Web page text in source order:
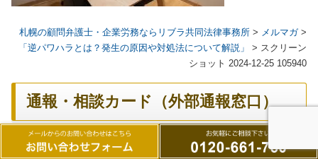
札幌の顧問弁護士・企業労務ならリブラ共同法律事務所 > メルマガ>
「逆パワハラとは？発生の原因や対処法について解説」
> スクリーン
ショット 2024-12-25 105940
通報・相談カード（外部通報窓口）
通報・相談カード（外部通報窓口）